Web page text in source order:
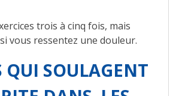
trois à cinq fois, mais
vous ressentez une douleur.
QUI SOULAGENT